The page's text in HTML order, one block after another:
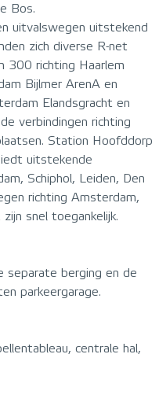
Bos.
uitvalswegen uitstekend
zich diverse R-net
300 richting Haarlem
Bijlmer ArenA en
Elandsgracht en
verbindingen richting
Station Hoofddorp
uitstekende
Schiphol, Leiden, Den
richting Amsterdam,
snel toegankelijk.
separate berging en de
parkeergarage.
centrale hal,